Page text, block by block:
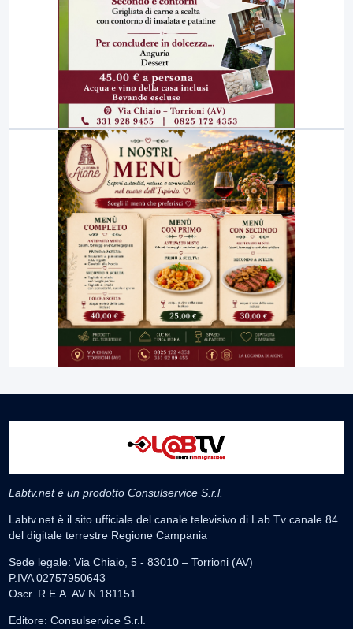
Labtv.net è un prodotto Consulservice S.r.l.
Labtv.net è il sito ufficiale del canale televisivo di Lab Tv canale 84
del digitale terrestre Regione Campania
Sede legale: Via Chiaio, 5 - 83010 – Torrioni (AV)
P.IVA 02757950643
Oscr. R.E.A. AV N.181151
Editore: Consulservice S.r.l.